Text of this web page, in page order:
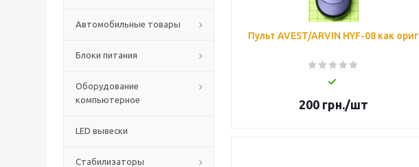
Автомобильные товары
Блоки питания
Оборудование
компьютерное
LED вывески
Стабилизаторы
Пульт AVEST/ARVIN HYF-08 как ориг
200грн./шт